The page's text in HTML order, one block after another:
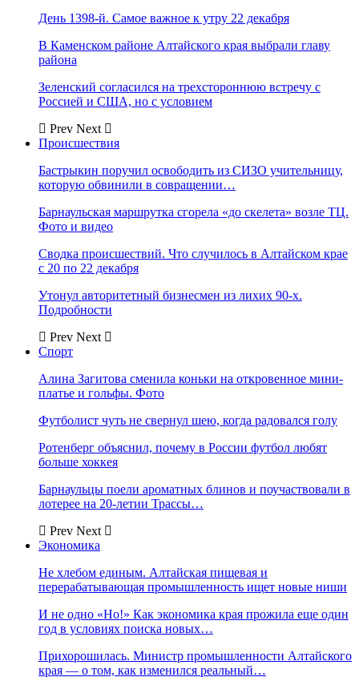
День 1398-й. Самое важное к утру 22 декабря
В Каменском районе Алтайского края выбрали главу
района
Зеленский согласился на трехстороннюю встречу с
Россией и США, но с условием
Prev Next
Происшествия
Бастрыкин поручил освободить из СИЗО учительницу,
которую обвинили в совращении…
Барнаульская маршрутка сгорела «до скелета» возле ТЦ.
Фото и видео
Сводка происшествий. Что случилось в Алтайском крае
с 20 по 22 декабря
Утонул авторитетный бизнесмен из лихих 90-х.
Подробности
Prev Next
Спорт
Алина Загитова сменила коньки на откровенное мини-
платье и гольфы. Фото
Футболист чуть не свернул шею, когда радовался голу
Ротенберг объяснил, почему в России футбол любят
больше хоккея
Барнаульцы поели ароматных блинов и поучаствовали в
лотерее на 20-летии Трассы…
Prev Next
Экономика
Не хлебом единым. Алтайская пищевая и
перерабатывающая промышленность ищет новые ниши
И не одно «Но!» Как экономика края прожила еще один
год в условиях поиска новых…
Прихорошилась. Министр промышленности Алтайского
края — о том, как изменился реальный…